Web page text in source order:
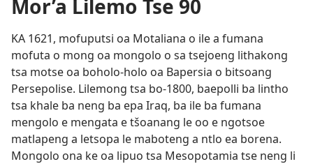
Mor’a Lilemo Tse 90
KA 1621, mofuputsi oa Motaliana o ile a fumana
mofuta o mong oa mongolo o sa tsejoeng lithakong
tsa motse oa boholo-holo oa Bapersia o bitsoang
Persepolise. Lilemong tsa bo-1800, baepolli ba lintho
tsa khale ba neng ba epa Iraq, ba ile ba fumana
mengolo e mengata e tšoanang le oo e ngotsoe
matlapeng a letsopa le maboteng a ntlo ea borena.
Mongolo ona ke oa lipuo tsa Mesopotamia tse neng li